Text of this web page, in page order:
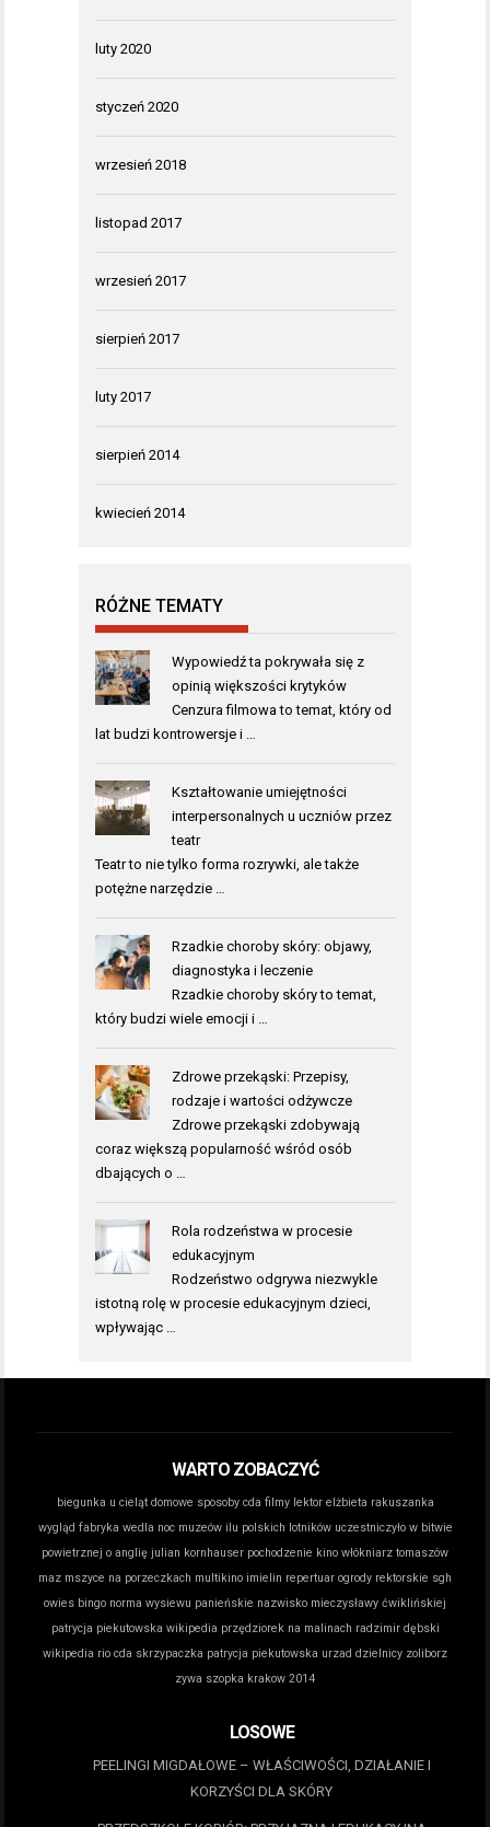
luty 2020
styczeń 2020
wrzesień 2018
listopad 2017
wrzesień 2017
sierpień 2017
luty 2017
sierpień 2014
kwiecień 2014
RÓŻNE TEMATY
Wypowiedź ta pokrywała się z
opinią większości krytyków
Cenzura filmowa to temat, który od
lat budzi kontrowersje i …
Kształtowanie umiejętności
interpersonalnych u uczniów przez
teatr
Teatr to nie tylko forma rozrywki, ale także
potężne narzędzie …
Rzadkie choroby skóry: objawy,
diagnostyka i leczenie
Rzadkie choroby skóry to temat,
który budzi wiele emocji i …
Zdrowe przekąski: Przepisy,
rodzaje i wartości odżywcze
Zdrowe przekąski zdobywają
coraz większą popularność wśród osób
dbających o …
Rola rodzeństwa w procesie
edukacyjnym
Rodzeństwo odgrywa niezwykle
istotną rolę w procesie edukacyjnym dzieci,
wpływając …
WARTO ZOBACZYĆ
biegunka u cieląt domowe sposoby cda filmy lektor elżbieta rakuszanka
wygląd fabryka wedla noc muzeów ilu polskich lotników uczestniczyło w bitwie
powietrznej o anglię julian kornhauser pochodzenie kino włókniarz tomaszów
maz mszyce na porzeczkach multikino imielin repertuar ogrody rektorskie sgh
owies bingo norma wysiewu panieńskie nazwisko mieczysławy ćwiklińskiej
patrycja piekutowska wikipedia przędziorek na malinach radzimir dębski
wikipedia rio cda skrzypaczka patrycja piekutowska urzad dzielnicy zoliborz
zywa szopka krakow 2014
LOSOWE
PEELINGI MIGDAŁOWE – WŁAŚCIWOŚCI, DZIAŁANIE I
KORZYŚCI DLA SKÓRY